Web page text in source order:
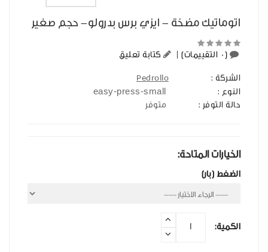
اتوماتيك مضخة - ايزي برس بدرولو- حجم صغير
(0 التقييمات) كتابة تعليق
الشركة :
Pedrollo
النوع :
حالة التوفر : متوفر
الخيارات المتاحة:
الضغط (بار)
الكمية: